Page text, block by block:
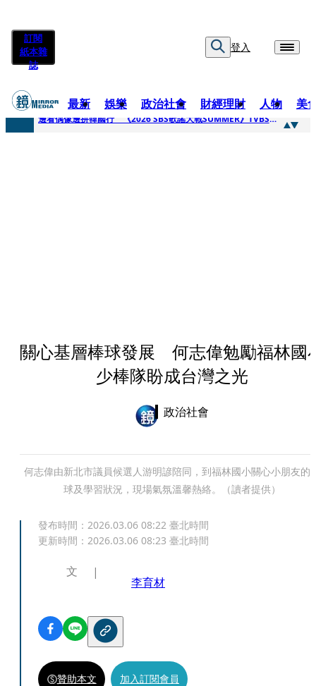
訂閱
紙本雜
誌
登入
最新 娛樂 政治社會 財經理財 人物 美
快訊
邊看偶像邊拚韓國行 《2026 SBS歌謠大戰SUMMER》TVBS直播祭追星福利
關心基層棒球發展 何志偉勉勵福林國
少棒隊盼成台灣之光
政治社會
何志偉由新北市議員候選人游明諺陪同，到福林國小關心小朋友的
球及學習狀況，現場氣氛溫馨熱絡。（讀者提供）
發布時間： 2026.03.06 08:22 臺北時間
更新時間： 2026.03.06 08:23 臺北時間
文
李育材
贊助本文 加入訂閱會員